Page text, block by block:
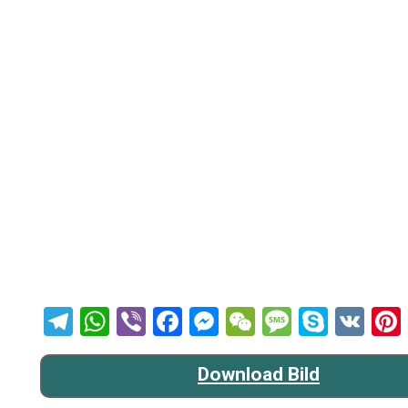
Telegram
WhatsApp
ViberFacebook
Messenger
WeChat
Message
Skype
VK
Download Bild